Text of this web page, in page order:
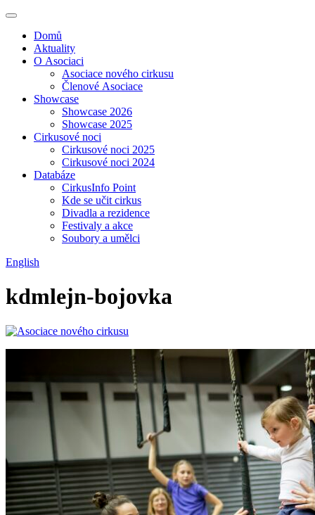
Domů
Aktuality
O Asociaci
Asociace nového cirkusu
Členové Asociace
Showcase
Showcase 2026
Showcase 2025
Cirkusové noci
Cirkusové noci 2025
Cirkusové noci 2024
Databáze
CirkusInfo Point
Kde se učit cirkus
Divadla a rezidence
Festivaly a akce
Soubory a umělci
English
kdmlejn-bojovka